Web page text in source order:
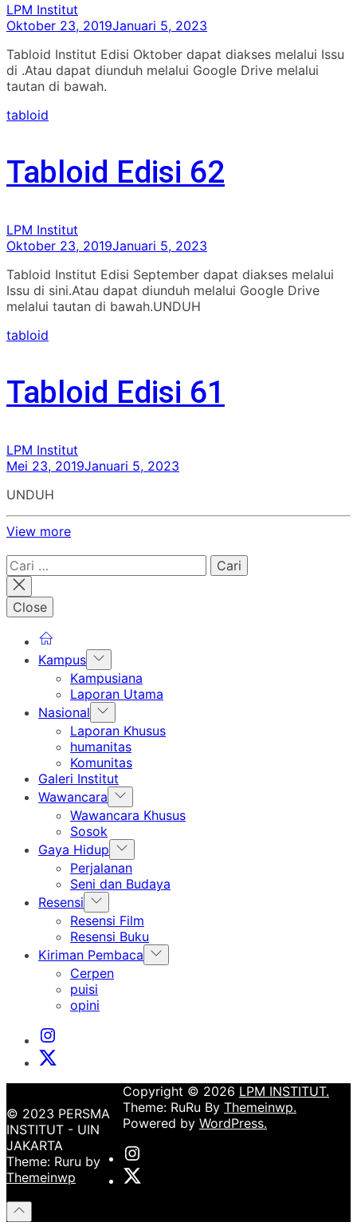
LPM Institut
Oktober 23, 2019Januari 5, 2023
Tabloid Institut Edisi Oktober dapat diakses melalui Issu
di .Atau dapat diunduh melalui Google Drive melalui
tautan di bawah.
tabloid
Tabloid Edisi 62
LPM Institut
Oktober 23, 2019Januari 5, 2023
Tabloid Institut Edisi September dapat diakses melalui
Issu di sini.Atau dapat diunduh melalui Google Drive
melalui tautan di bawah.UNDUH
tabloid
Tabloid Edisi 61
LPM Institut
Mei 23, 2019Januari 5, 2023
UNDUH
View more
Cari
untuk:
Close
Kampus Show
sub
menu
Kampusiana
Laporan Utama
Nasional Show
sub
menu
Laporan Khusus
humanitas
Komunitas
Galeri Institut
Wawancara Show
sub
Wawancara Khusus
Sosok
Gaya Hidup Show
sub
menu
Perjalanan
Seni dan Budaya
Resensi Show
sub
menu
Resensi Film
Resensi Buku
Kiriman Pembaca Show
sub
Cerpen
puisi
opini
Instagram
Institut
X
Institut
© 2023 PERSMA
INSTITUT - UIN
JAKARTA
Theme: Ruru by
Themeinwp
Copyright © 2026 LPM INSTITUT.
Theme: RuRu By Themeinwp.
Powered by WordPress.
Instagram
Institut
X
Institut